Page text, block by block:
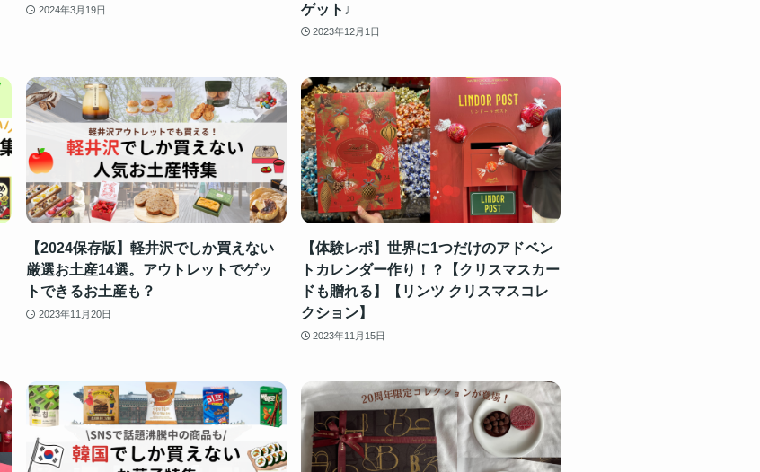
2024年3月19日
ゲット♩
2023年12月1日
【2024保存版】軽井沢でしか買えない
厳選お土産14選。アウトレットでゲッ
トできるお土産も？
2023年11月20日
【体験レポ】世界に1つだけのアドベン
トカレンダー作り！？【クリスマスカー
ドも贈れる】【リンツ クリスマスコレ
クション】
2023年11月15日